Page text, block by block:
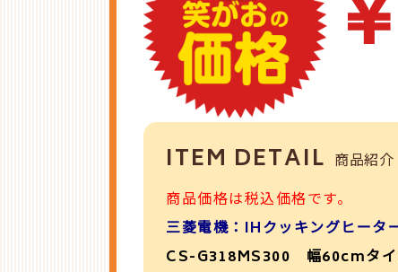
ITEM DETAIL 商品紹介
商品価格は税込価格です。
三菱電機：IHクッキングヒータ
CS-G318MS300 幅60cmタ